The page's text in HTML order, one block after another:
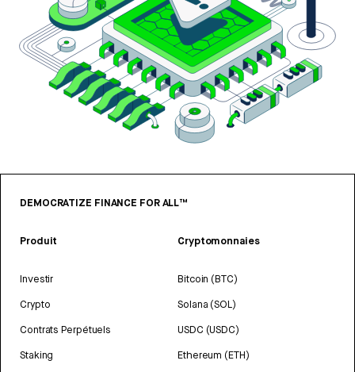
DEMOCRATIZE FINANCE FOR ALL™
Produit
Investir
Crypto
Contrats Perpétuels
Staking
Cryptomonnaies
Bitcoin (BTC)
Solana (SOL)
USDC (USDC)
Ethereum (ETH)